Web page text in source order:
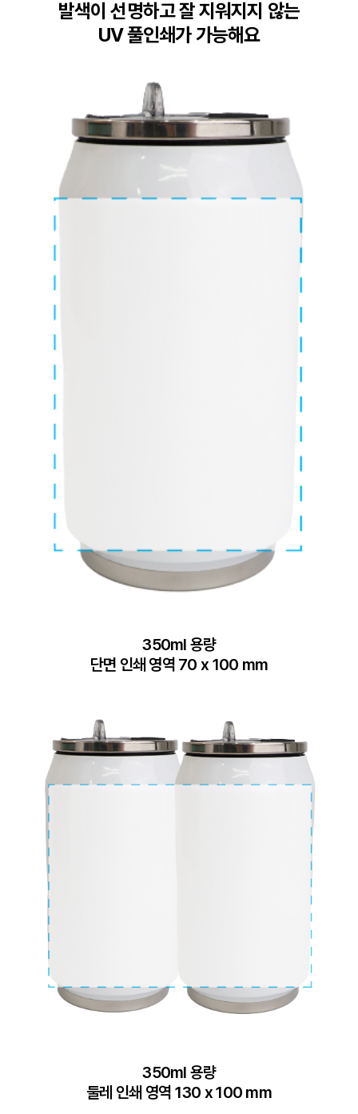
발색이 선명하고 잘 지워지지 않는
UV 풀인쇄가 가능해요
350ml 용량
단면 인쇄 영역 70 x 100 mm
350ml 용량
둘레 인쇄 영역 130 x 100 mm